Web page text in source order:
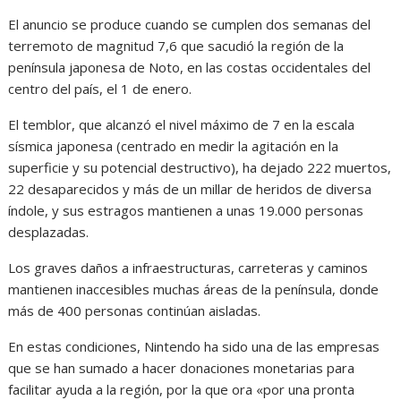
El anuncio se produce cuando se cumplen dos semanas del
terremoto de magnitud 7,6 que sacudió la región de la
península japonesa de Noto, en las costas occidentales del
centro del país, el 1 de enero.
El temblor, que alcanzó el nivel máximo de 7 en la escala
sísmica japonesa (centrado en medir la agitación en la
superficie y su potencial destructivo), ha dejado 222 muertos,
22 desaparecidos y más de un millar de heridos de diversa
índole, y sus estragos mantienen a unas 19.000 personas
desplazadas.
Los graves daños a infraestructuras, carreteras y caminos
mantienen inaccesibles muchas áreas de la península, donde
más de 400 personas continúan aisladas.
En estas condiciones, Nintendo ha sido una de las empresas
que se han sumado a hacer donaciones monetarias para
facilitar ayuda a la región, por la que ora «por una pronta